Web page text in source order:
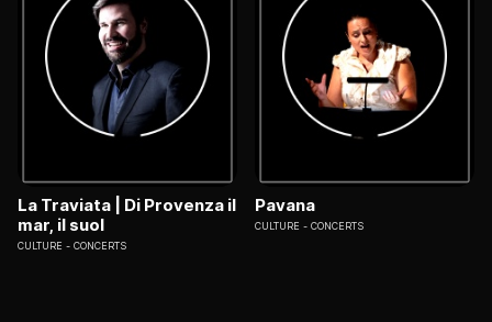
La Traviata | Di Provenza il
mar, il suol
CULTURE CONCERTS
Pavana
CULTURE CONCERTS